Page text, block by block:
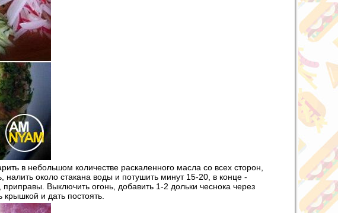
в небольшом количестве раскаленного масла со всех сторон,
около стакана воды и потушить минут 15-20, в конце -
Выключить огонь, добавить 1-2 дольки чеснока через
крышкой и дать постоять.